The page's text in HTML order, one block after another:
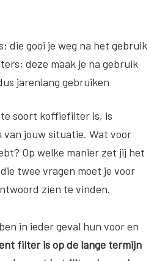
die gooi je weg na het gebruik
deze maak je na gebruik
jarenlang gebruiken
soort koffiefilter is, is
jouw situatie. Wat voor
Op welke manier zet jij het
twee vragen moet je voor
zien te vinden.
in ieder geval hun voor en
filter is op de lange termijn